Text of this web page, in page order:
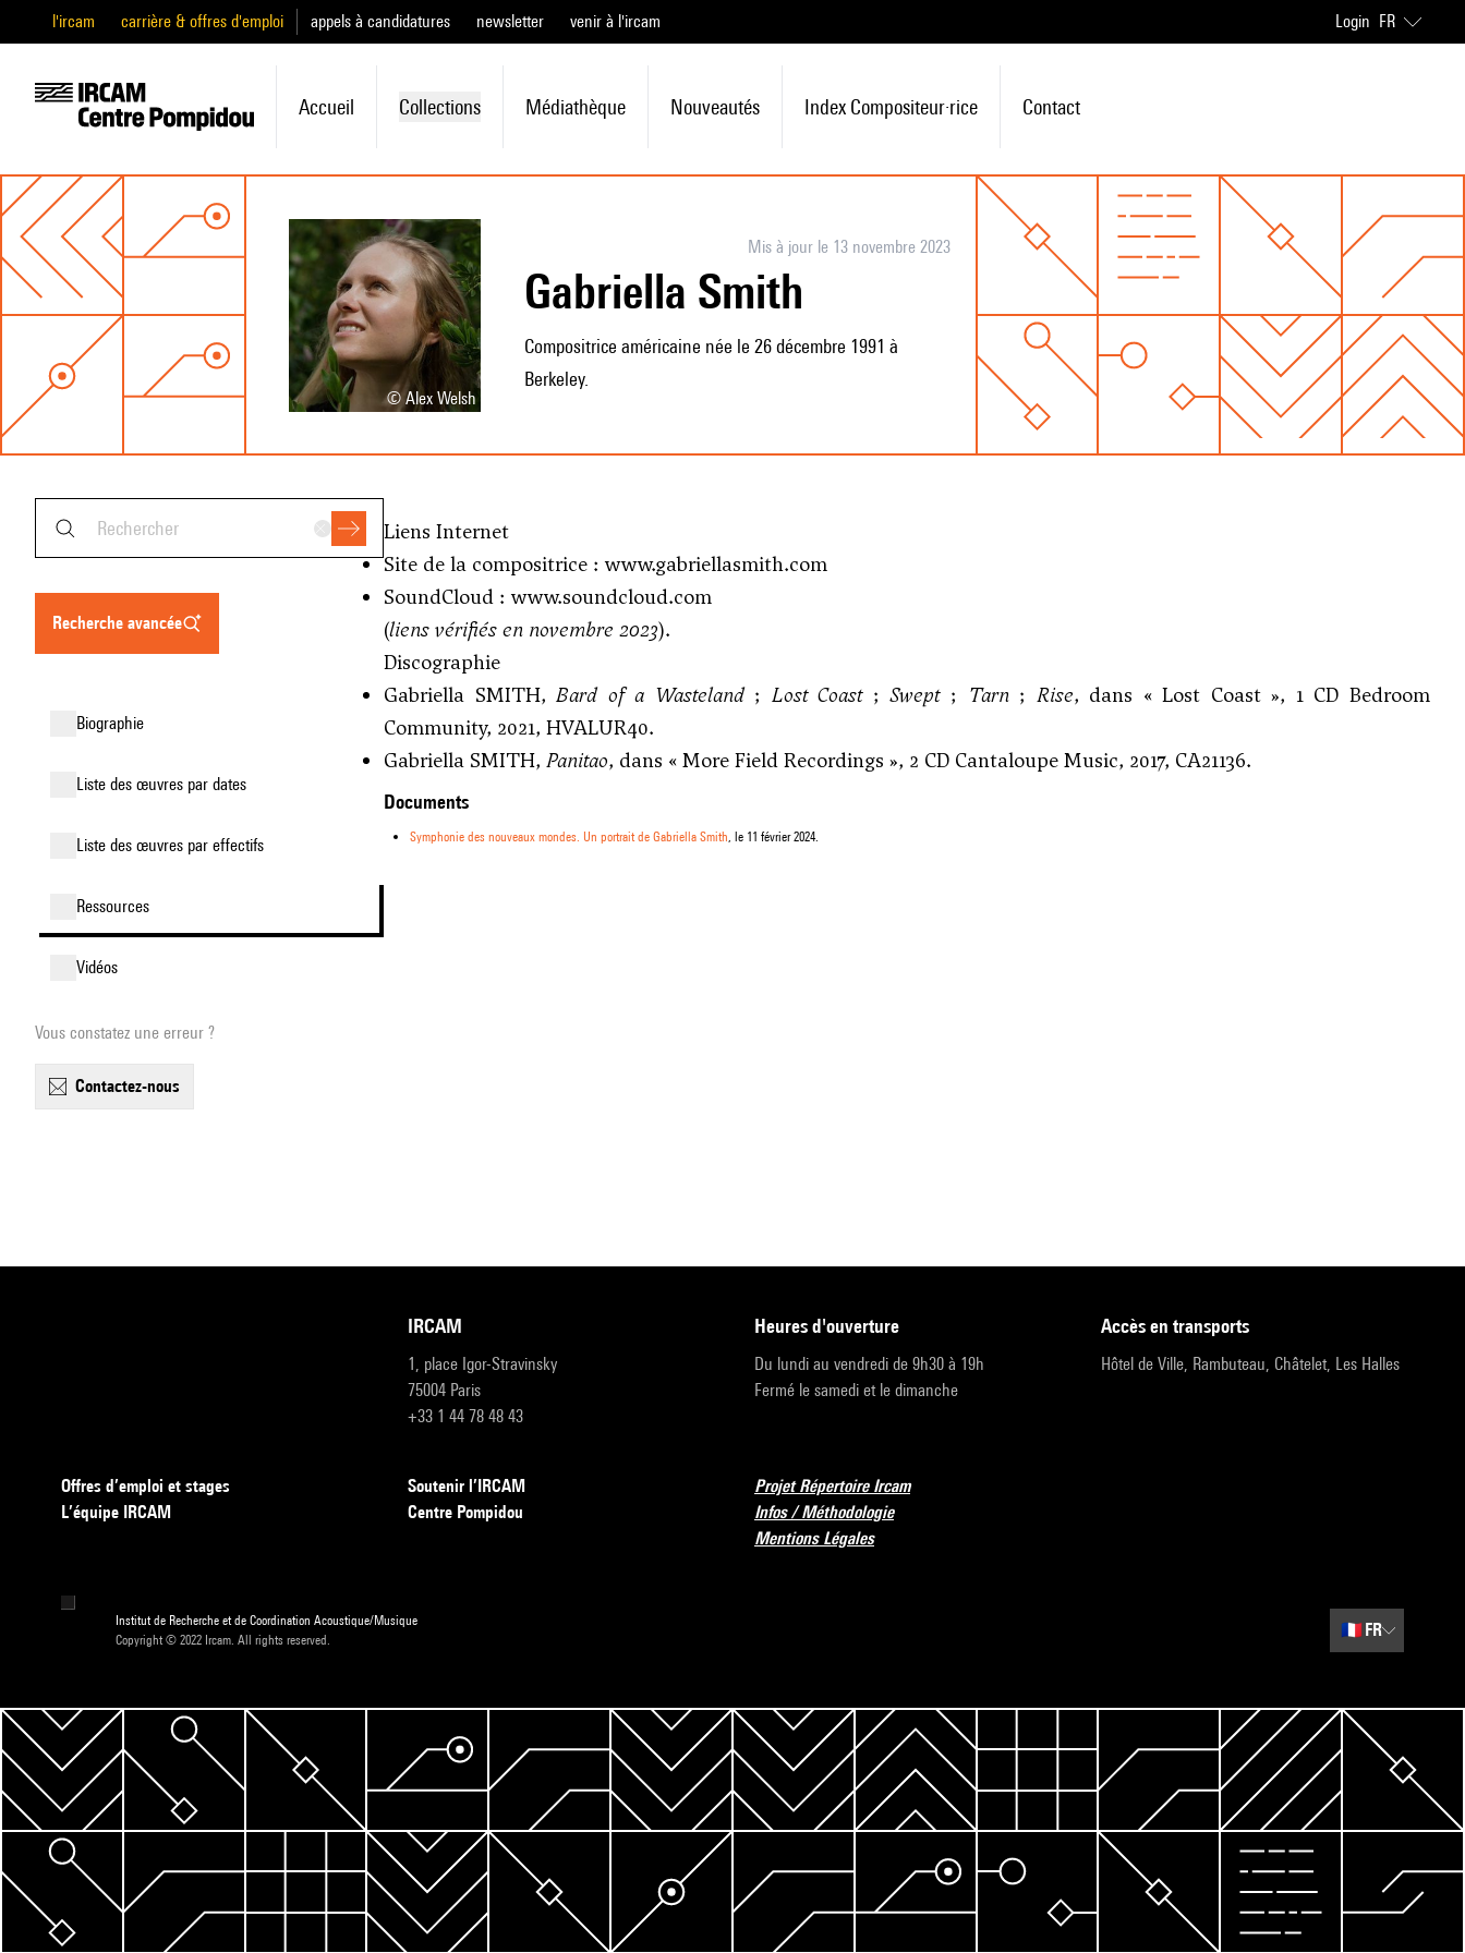
l'ircam carrière & offres d'emploi appels à candidatures newsletter venir à l'ircam Login FR
Accueil Collections Médiathèque Nouveautés Index Compositeur·rice Contact
© Alex Welsh
Mis à jour le 13 novembre 2023
Gabriella Smith
Compositrice américaine née le 26 décembre 1991 à
Berkeley.
recherche avancée
biographie
liste des œuvres par dates
liste des œuvres par effectifs
ressources
vidéos
Vous constatez une erreur ?
contactez-nous
Liens Internet
Site de la compositrice :www.gabriellasmith.com
SoundCloud :www.soundcloud.com
(liens vérifiés en novembre 2023).
Discographie
Gabriella SMITH,Bard of a Wasteland; Lost Coast;Swept; Tarn; Rise, dans « Lost Coast », 1 CD Bedroom
Community, 2021, HVALUR40.
Gabriella SMITH, Panitao, dans « More Field Recordings », 2 CD Cantaloupe Music, 2017, CA21136.
Documents
Symphonie des nouveaux mondes. Un portrait de Gabriella Smith, le 11 février 2024.
IRCAM
1, place Igor-Stravinsky
75004 Paris
+33 1 44 78 48 43
heures d'ouverture
Du lundi au vendredi de 9h30 à 19h
Fermé le samedi et le dimanche
accès en transports
Hôtel de Ville, Rambuteau, Châtelet, Les Halles
Offres d’emploi et stages
L’équipe IRCAM
Soutenir l’IRCAM
Centre Pompidou
Projet Répertoire Ircam
Infos / Méthodologie
Mentions Légales
Institut de Recherche et de Coordination Acoustique/Musique
Copyright © 2022 Ircam. All rights reserved.
🇫🇷 FR